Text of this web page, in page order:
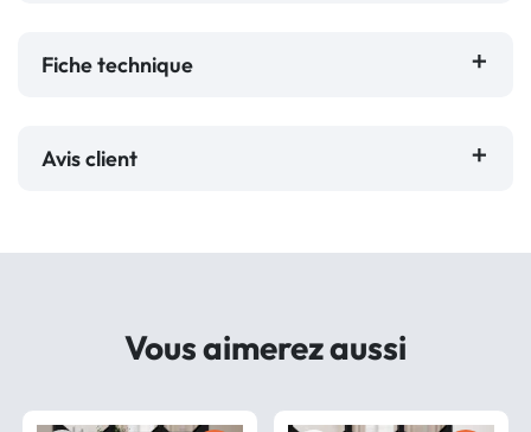
Fiche technique
Avis client
Vous aimerez aussi